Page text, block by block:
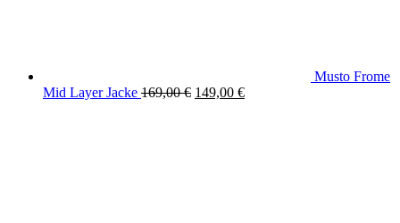
Musto Frome
Mid Layer Jacke 169,00€ Ursprünglicher
149,00 €Aktueller